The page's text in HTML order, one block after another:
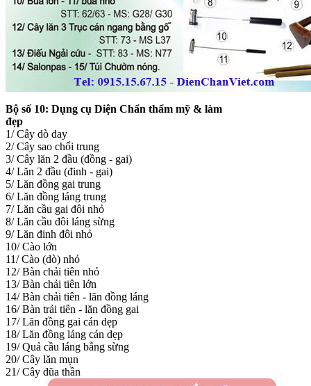
Bộ số 10: Dụng cụ Diện Chẩn thẩm mỹ & làm
đẹp
1/ Cây dò day
2/ Cây sao chổi trung
3/ Cây lăn 2 đầu (đồng - gai)
4/ Lăn 2 đầu (đinh - gai)
5/ Lăn đồng gai trung
6/ Lăn đồng láng trung
7/ Lăn cầu gai đôi nhỏ
8/ Lăn cầu đôi láng sừng
9/ Lăn đinh đôi nhỏ
10/ Cào lớn
11/ Cào (dò) nhỏ
12/ Bàn chải tiên nhỏ
13/ Bàn chải tiên lớn
14/ Bàn chải tiên - lăn đồng láng
16/ Bàn trải tiên - lăn đồng gai
17/ Lăn đồng gai cán dẹp
18/ Lăn đồng láng cán dẹp
19/ Quả cầu láng bằng sừng
20/ Cây lăn mụn
21/ Cây đũa thần